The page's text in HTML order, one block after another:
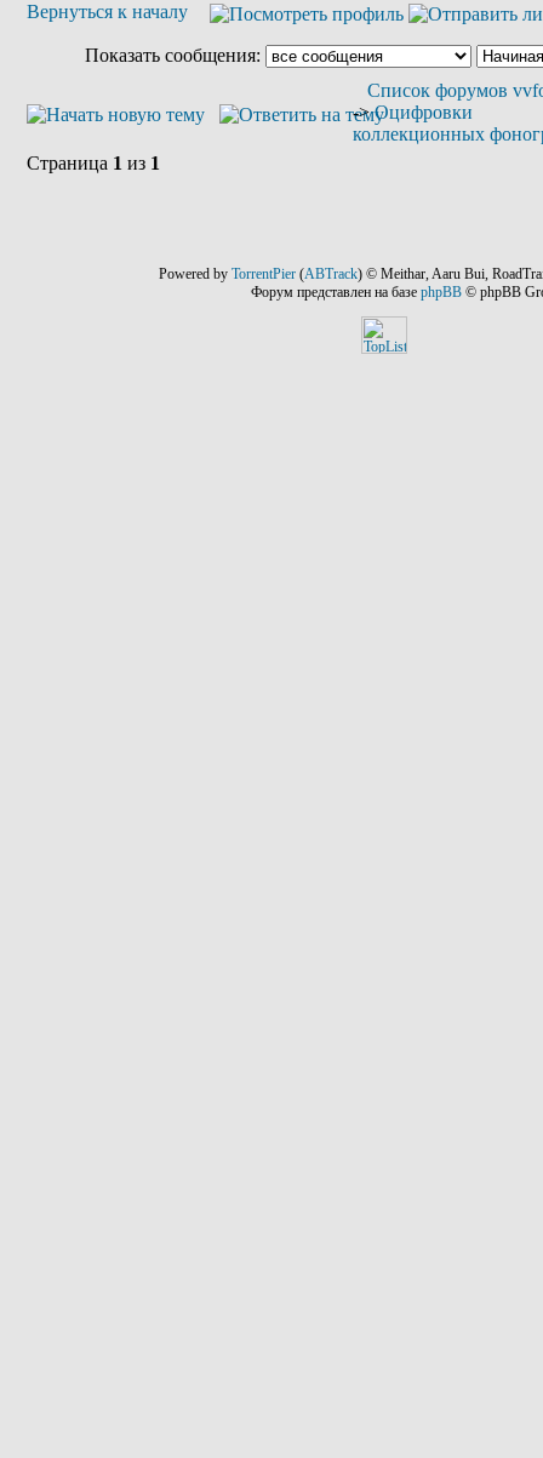
Вернуться к началу
Показать сообщения:
Список форумов
->Оцифровки
коллекционных
Страница 1 из 1
Powered by TorrentPier (ABTrack) © Meithar, Aaru Bui,
Форум представлен на базе phpBB© phpBB